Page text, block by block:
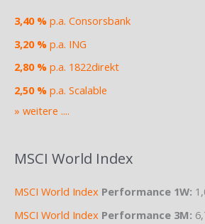
3,40 % p.a. Consorsbank
3,20 % p.a. ING
2,80 % p.a. 1822direkt
2,50 % p.a. Scalable
» weitere ....
MSCI World Index
MSCI World Index Performance 1W:
MSCI World Index Performance 3M: